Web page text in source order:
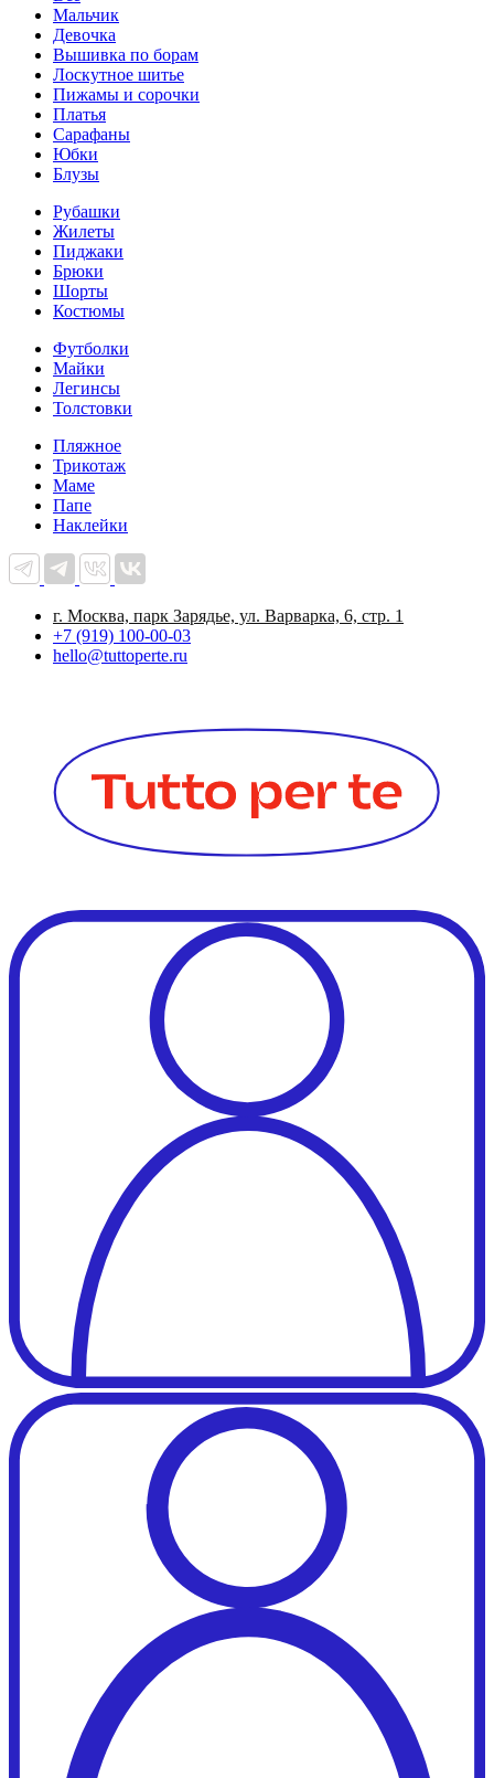
Мальчик
Девочка
Вышивка по борам
Лоскутное шитье
Пижамы и сорочки
Платья
Сарафаны
Юбки
Блузы
Рубашки
Жилеты
Пиджаки
Брюки
Шорты
Костюмы
Футболки
Майки
Легинсы
Толстовки
Пляжное
Трикотаж
Маме
Папе
Наклейки
г. Москва, парк Зарядье, ул. Варварка, 6, стр. 1
+7 (919) 100-00-03
hello@tuttoperte.ru